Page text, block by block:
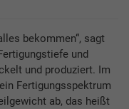
bekommen“, sagt
und
und produziert. Im
Fertigungsspektrum
ab, das heißt